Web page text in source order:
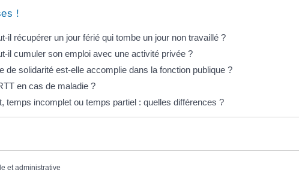
!
il récupérer un jour férié qui tombe un jour non travaillé ?
il cumuler son emploi avec une activité privée ?
de solidarité est-elle accomplie dans la fonction publique ?
en cas de maladie ?
temps incomplet ou temps partiel : quelles différences ?
et administrative